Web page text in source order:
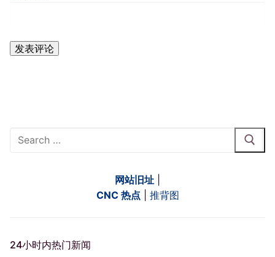
Search
网站旧址
CNC 热点
推背图
24小时内热门新闻